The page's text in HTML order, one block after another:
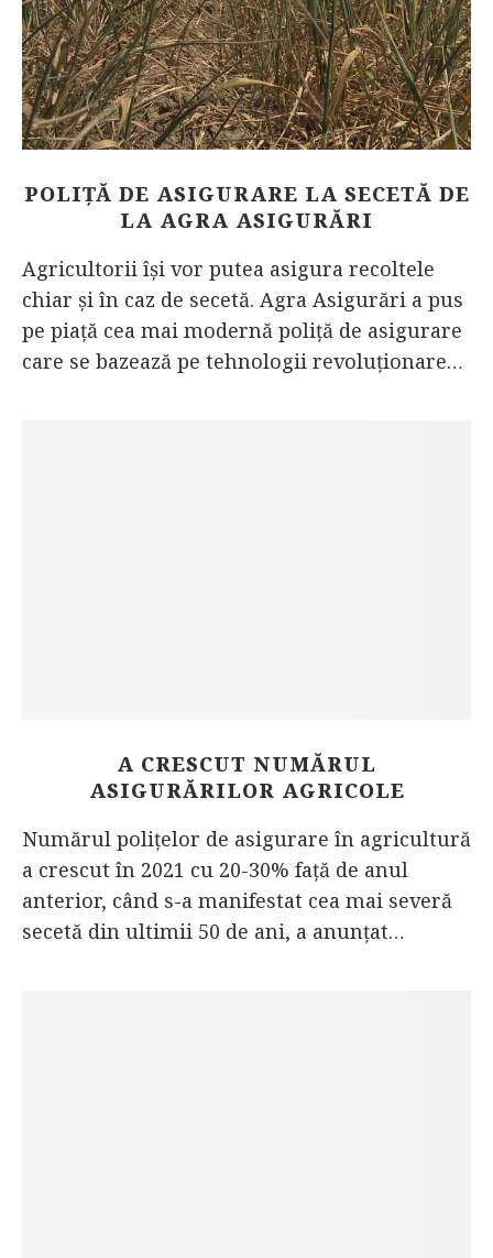
POLIȚĂ DE ASIGURARE LA SECETĂ DE
LA AGRA ASIGURĂRI
Agricultorii își vor putea asigura recoltele
chiar și în caz de secetă. Agra Asigurări a pus
pe piață cea mai modernă poliță de asigurare
care se bazează pe tehnologii revoluționare…
A CRESCUT NUMĂRUL
ASIGURĂRILOR AGRICOLE
Numărul polițelor de asigurare în agricultură
a crescut în 2021 cu 20-30% față de anul
anterior, când s-a manifestat cea mai severă
secetă din ultimii 50 de ani, a anunțat…